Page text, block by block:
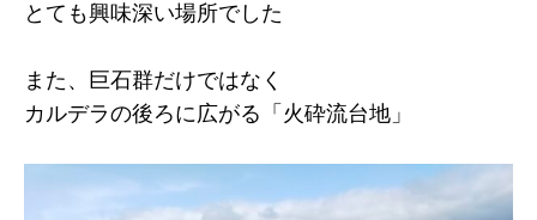
とても興味深い場所でした
また、巨石群だけではなく
カルデラの後ろに広がる「火砕流台地」